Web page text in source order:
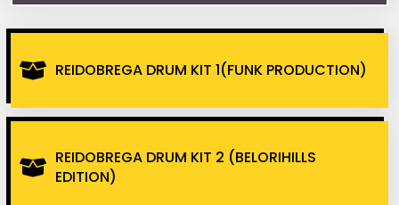
REIDOBREGA DRUM KIT 1(FUNK PRODUCTION)
REIDOBREGA DRUM KIT 2 (BELORIHILLS
EDITION)